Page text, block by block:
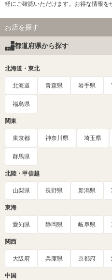
軽にご確認いただけます。お得な情報を
お店を探す
都道府県から探す
北海道・東北
北海道 青森県 岩手県
福島県
関東
東京都 神奈川県 埼玉県
群馬県
北陸・甲信越
山梨県 長野県 新潟県
東海
愛知県 静岡県 岐阜県
関西
大阪府 兵庫県 京都府
中国